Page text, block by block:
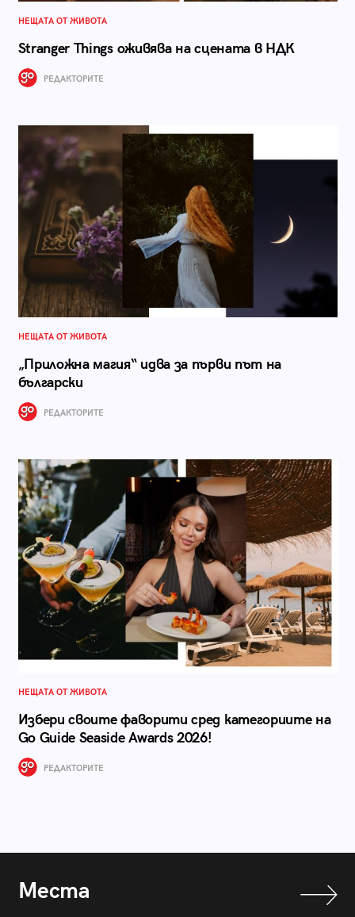
НЕЩАТА ОТ ЖИВОТА
Stranger Things оживява на сцената в НДК
РЕДАКТОРИТЕ
НЕЩАТА ОТ ЖИВОТА
„Приложна магия“ идва за първи път на
български
РЕДАКТОРИТЕ
НЕЩАТА ОТ ЖИВОТА
Избери своите фаворити сред категориите на
Go Guide Seaside Awards 2026!
РЕДАКТОРИТЕ
Места